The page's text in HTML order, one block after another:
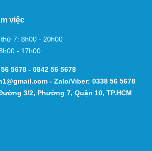
việc
7: 8h00 - 20h00
- 17h00
5678 - 0842 56 5678
- Zalo/Viber: 0338 56 5678
3/2, Phường 7, Quận 10, TP.HCM